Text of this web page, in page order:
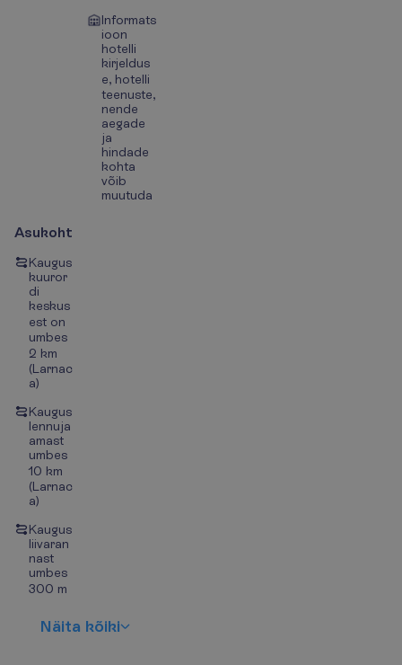
Informats
ioon
hotelli
kirjeldus
e, hotelli
teenuste,
nende
aegade
ja
hindade
kohta
võib
muutuda
Asukoht
Kaugus
kuuror
di
keskus
est on
umbes
2 km
(Larnac
a)
Kaugus
lennuja
amast
umbes
10 km
(Larnac
a)
Kaugus
liivaran
nast
umbes
300 m
Näita kõiki